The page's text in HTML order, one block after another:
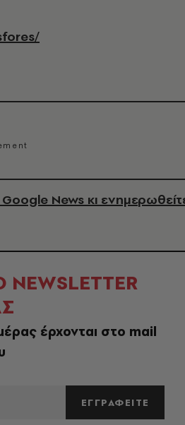
News κι
έρχονται στο mail
ΕΓΓΡΑΦΕΙΤΕ